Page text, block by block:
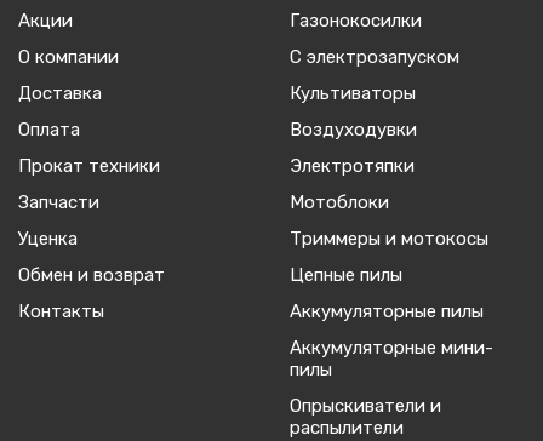
Акции
О компании
Доставка
Оплата
Прокат техники
Запчасти
Уценка
Обмен и возврат
Контакты
Газонокосилки
С электрозапуском
Культиваторы
Воздуходувки
Электротяпки
Мотоблоки
Триммеры и мотокосы
Цепные пилы
Аккумуляторные пилы
Аккумуляторные мини-
пилы
Опрыскиватели и
распылители